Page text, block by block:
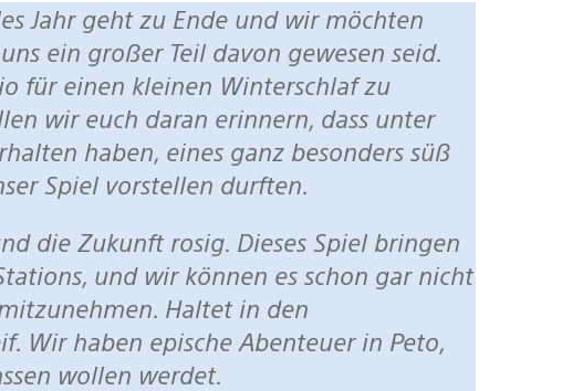
ein großer Teil davon gewesen seid.
für einen kleinen Winterschlaf zu
wir euch daran erinnern, dass unter
haben, eines ganz besonders süß
Spiel vorstellen durften.
die Zukunft rosig. Dieses Spiel bringen
und wir können es schon gar nicht
Haltet in den
Wir haben epische Abenteuer in Peto,
wollen werdet.